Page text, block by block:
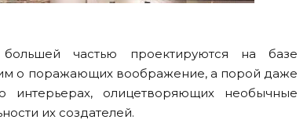
частью проектируются на базе
о поражающих воображение, а порой даже
олицетворяющих необычные
их создателей.